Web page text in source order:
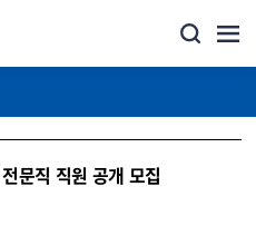
문직 직원 공개 모집